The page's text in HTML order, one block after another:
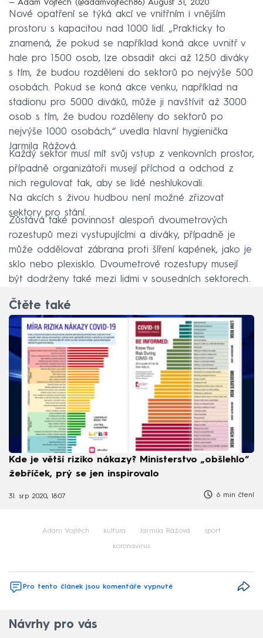
— Adam Vojtěch (@adamvojtech86) August 31, 2020
Nové opatření se týká akcí ve vnitřním i vnějším
prostoru s kapacitou nad 1000 lidí. „Prakticky to
znamená, že pokud se například koná akce uvnitř v
hale pro 1500 osob, lze obsadit akci až 1250 diváky
s tím, že budou rozděleni do sektorů po nejvýše 500
osobách. Pokud se koná akce venku, například na
stadionu pro 5000 diváků, může ji navštívit až 3000
osob s tím, že budou rozděleny do sektorů po
nejvýše 1000 osobách,“ uvedla hlavní hygienička
Jarmila Rážová.
Každý sektor musí mít svůj vstup z venkovních prostor,
případně organizátoři musejí příchod a odchod z
nich regulovat tak, aby se lidé neshlukovali.
Na akcích s živou hudbou není možné zřizovat
sektory pro stání.
Zůstává také povinnost alespoň dvoumetrových
rozestupů mezi vystupujícími a diváky, případně je
může oddělovat zábrana proti šíření kapének, jako je
sklo nebo plexisklo. Dvoumetrové rozestupy musejí
být dodrženy také mezi lidmi v sousedních sektorech.
Čtěte také
Kde je větší riziko nákazy? Ministerstvo „obšlehlo“
žebříček, prý se jen inspirovalo
31. srp 2020, 18:07 6 min čtení
Adam Vojtěch kultura Jarmila Rážová sport
koronavirus
Pro tento článek jsou komentáře vypnuté
Návrhy pro vás